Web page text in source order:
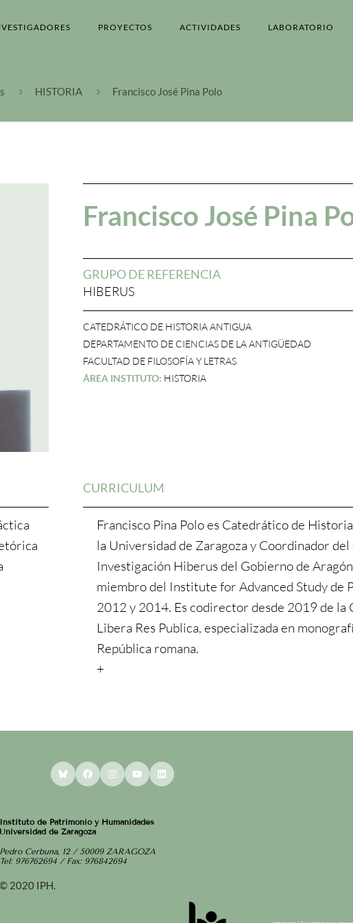
PROYECTOS ACTIVIDADES LABORATORIO
HISTORIA Francisco José Pina Polo
Francisco José Pina
GRUPO DE REFERENCIA
HIBERUS
CATEDRÁTICO DE HISTORIA ANTIGUA
DEPARTAMENTO DE CIENCIAS DE LA ANTIGÜEDAD
FACULTAD DE FILOSOFÍA Y LETRAS
ÁREA INSTITUTO: HISTORIA
CURRICULUM
Francisco Pina Polo es Catedrático de
la Universidad de Zaragoza y Coordinador del
Investigación Hiberus del Gobierno de
miembro del Institute for Advanced Study de
2012 y 2014. Es codirector desde 2019 de la
Libera Res Publica, especializada en
República romana.
+
BlueskyFacebookInstagram
YouTubeLinkedIn
Instituto de Patrimonio y Humanidades
Universidad de Zaragoza
Pedro Cerbuna, 12 / 50009 ZARAGOZA
Tel: 976762694 / Fax: 976842694
© 2020 IPH.